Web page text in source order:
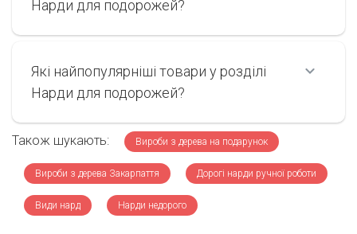
Нарди для подорожей?
Які найпопулярніші товари у розділі
Нарди для подорожей?
Також шукають: Вироби з дерева на подарунок
Вироби з дерева Закарпаття Дорогі нарди ручної роботи
Види нард Нарди недорого